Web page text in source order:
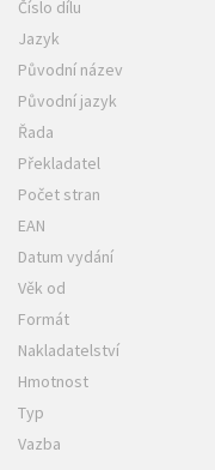
Číslo dílu
Jazyk
Původní název
Původní jazyk
Řada
Překladatel
Počet stran
EAN
Datum vydání
Věk od
Formát
Nakladatelství
Hmotnost
Typ
Vazba